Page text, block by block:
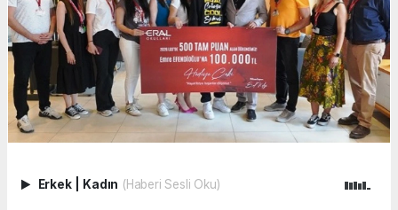
Erkek Kadın (Haberi Sesli Oku)